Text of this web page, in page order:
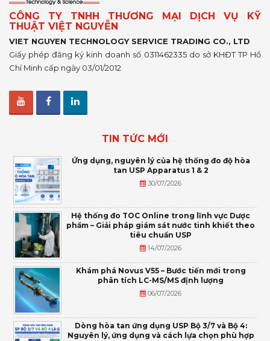
CÔNG TY TNHH THƯƠNG MẠI DỊCH VỤ KỸ
THUẬT VIỆT NGUYỄN
VIET NGUYEN TECHNOLOGY SERVICE TRADING CO., LTD
Giấy phép đăng ký kinh doanh số 0311462335 do sở KHĐT TP Hồ
Chí Minh cấp ngày 03/01/2012
TIN TỨC MỚI
Ứng dụng, nguyên lý của hệ thống đo độ hòa
tan USP Apparatus 1 & 2
30/07/2026
Hệ thống đo TOC Online trong lĩnh vực Dược
phẩm – Giải pháp giám sát nước tinh khiết theo
tiêu chuẩn USP
14/07/2026
Khám phá Novus V55 – Bước tiến mới trong
phân tích LC-MS/MS định lượng
06/07/2026
Dòng hòa tan ứng dụng USP Bộ 3/7 và Bộ 4:
Nguyên lý, ứng dụng và cách lựa chọn phù hợp